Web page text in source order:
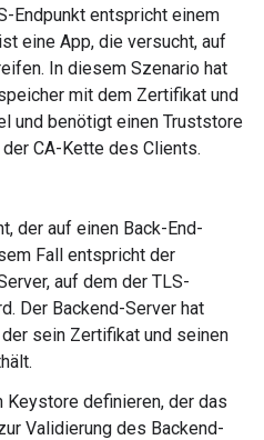
Endpunkt entspricht einem
eine App, die versucht, auf
In diesem Szenario hat
mit dem Zertifikat und
und benötigt einen Truststore
CA-Kette des Clients.
der auf einen Back-End-
Fall entspricht der
auf dem der TLS-
Der Backend-Server hat
sein Zertifikat und seinen
Keystore definieren, der das
Validierung des Backend-